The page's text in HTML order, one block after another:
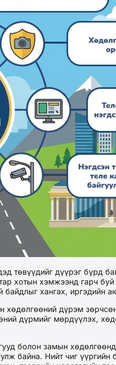
төвүүдийг дүүрэг бүрд
хотын хэмжээнд гарч
хангах,
дүрэм
дүрмийг мөрдүүлэх,
болон замын
байна. Нийт чиг үүргийн